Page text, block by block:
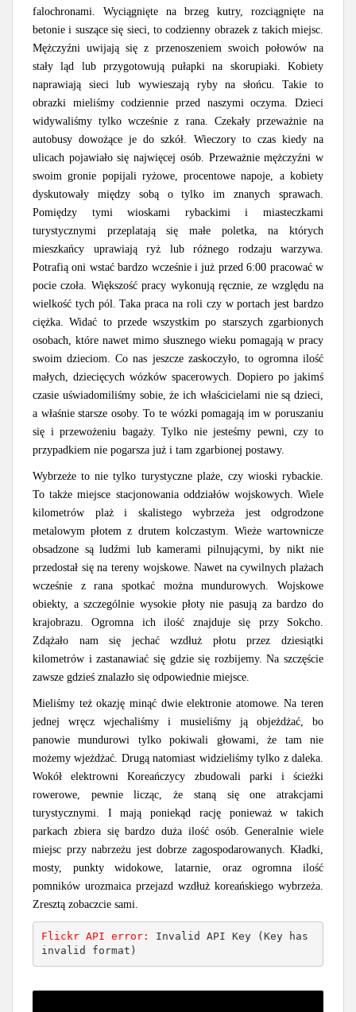
falochronami. Wyciągnięte na brzeg kutry, rozciągnięte na
betonie i suszące się sieci, to codzienny obrazek z takich miejsc.
Mężczyźni uwijają się z przenoszeniem swoich połowów na
stały ląd lub przygotowują pułapki na skorupiaki. Kobiety
naprawiają sieci lub wywieszają ryby na słońcu. Takie to
obrazki mieliśmy codziennie przed naszymi oczyma. Dzieci
widywaliśmy tylko wcześnie z rana. Czekały przeważnie na
autobusy dowożące je do szkół. Wieczory to czas kiedy na
ulicach pojawiało się najwięcej osób. Przeważnie mężczyźni w
swoim gronie popijali ryżowe, procentowe napoje, a kobiety
dyskutowały między sobą o tylko im znanych sprawach.
Pomiędzy tymi wioskami rybackimi i miasteczkami
turystycznymi przeplatają się małe poletka, na których
mieszkańcy uprawiają ryż lub różnego rodzaju warzywa.
Potrafią oni wstać bardzo wcześnie i już przed 6:00 pracować w
pocie czoła. Większość pracy wykonują ręcznie, ze względu na
wielkość tych pól. Taka praca na roli czy w portach jest bardzo
ciężka. Widać to przede wszystkim po starszych zgarbionych
osobach, które nawet mimo słusznego wieku pomagają w pracy
swoim dzieciom. Co nas jeszcze zaskoczyło, to ogromna ilość
małych, dziecięcych wózków spacerowych. Dopiero po jakimś
czasie uświadomiliśmy sobie, że ich właścicielami nie są dzieci,
a właśnie starsze osoby. To te wózki pomagają im w poruszaniu
się i przewożeniu bagaży. Tylko nie jesteśmy pewni, czy to
przypadkiem nie pogarsza już i tam zgarbionej postawy.
Wybrzeże to nie tylko turystyczne plaże, czy wioski rybackie.
To także miejsce stacjonowania oddziałów wojskowych. Wiele
kilometrów plaż i skalistego wybrzeża jest odgrodzone
metalowym płotem z drutem kolczastym. Wieże wartownicze
obsadzone są ludźmi lub kamerami pilnującymi, by nikt nie
przedostał się na tereny wojskowe. Nawet na cywilnych plażach
wcześnie z rana spotkać można mundurowych. Wojskowe
obiekty, a szczególnie wysokie płoty nie pasują za bardzo do
krajobrazu. Ogromna ich ilość znajduje się przy Sokcho.
Zdążało nam się jechać wzdłuż płotu przez dziesiątki
kilometrów i zastanawiać się gdzie się rozbijemy. Na szczęście
zawsze gdzieś znalazło się odpowiednie miejsce.
Mieliśmy też okazję minąć dwie elektronie atomowe. Na teren
jednej wręcz wjechaliśmy i musieliśmy ją objeżdżać, bo
panowie mundurowi tylko pokiwali głowami, że tam nie
możemy wjeżdżać. Drugą natomiast widzieliśmy tylko z daleka.
Wokół elektrowni Koreańczycy zbudowali parki i ścieżki
rowerowe, pewnie licząc, że staną się one atrakcjami
turystycznymi. I mają poniekąd rację ponieważ w takich
parkach zbiera się bardzo duża ilość osób. Generalnie wiele
miejsc przy nabrzeżu jest dobrze zagospodarowanych. Kładki,
mosty, punkty widokowe, latarnie, oraz ogromna ilość
pomników urozmaica przejazd wzdłuż koreańskiego wybrzeża.
Zresztą zobaczcie sami.
Flickr API error: Invalid API Key (Key has
invalid format)